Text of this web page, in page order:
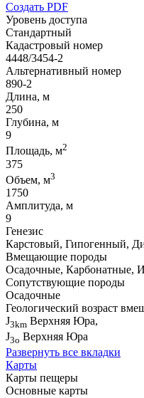
Создать PDF
Уровень доступа
Стандартный
Кадастровый номер
4448/3454-2
Альтернативный номер
890-2
Длина, м
250
Глубина, м
9
Площадь, м2
375
Объем, м3
1750
Амплитуда, м
9
Генезис
Карстовый, Гипогенный,
Вмещающие породы
Осадочные, Карбонатные,
Сопутствующие породы
Осадочные
Геологический возраст
J3km Верхняя Юра,
J3o Верхняя Юра
Развернуть все вкладки
Карты
Карты пещеры
Основные карты